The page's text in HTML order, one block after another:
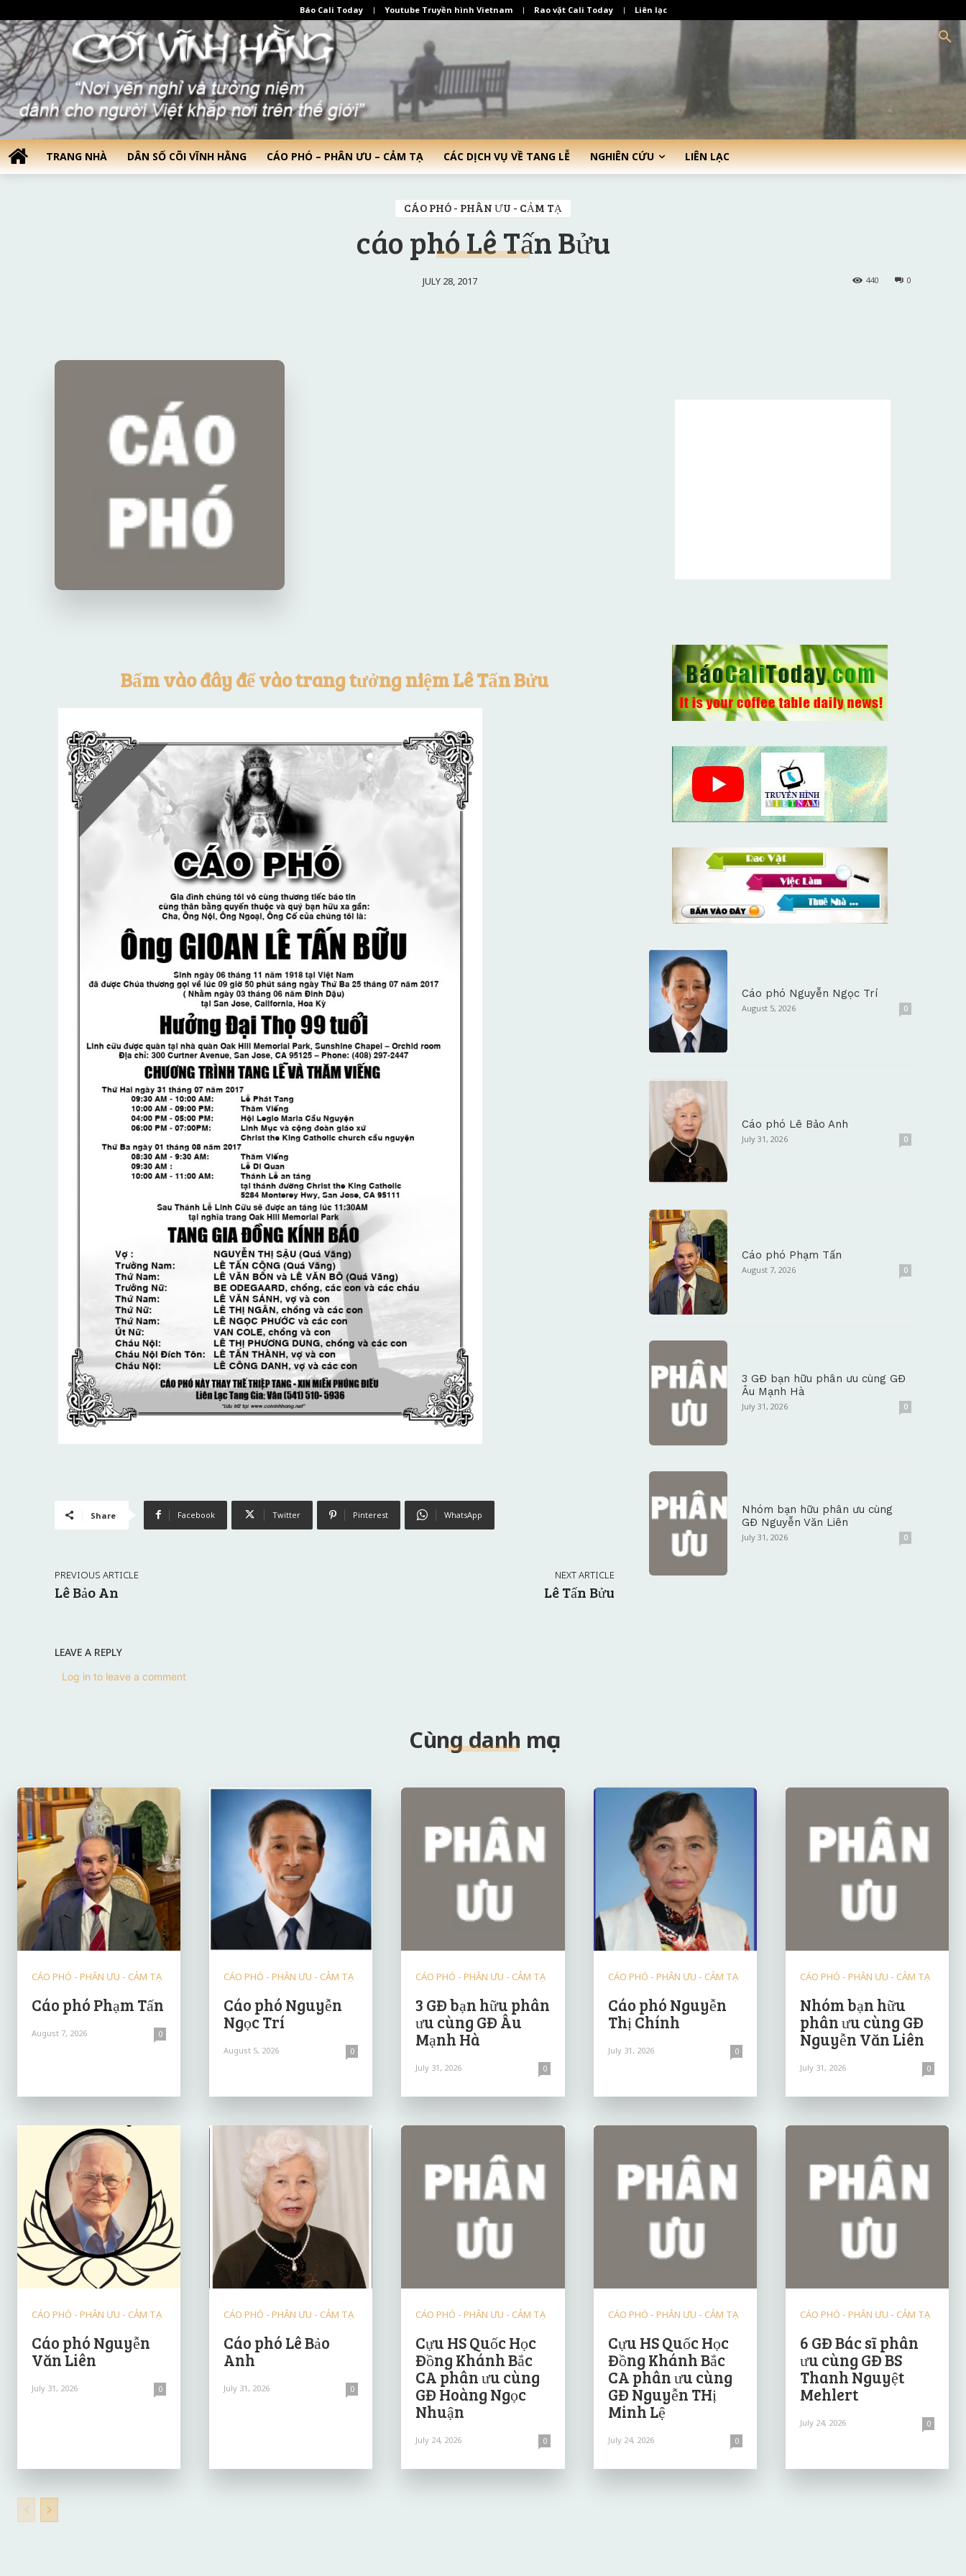
Báo Cali Today Youtube Truyền hình Vietnam Rao vặt Cali Today Liên lạc
TRANG NHÀ DÂN SỐ CÕI VĨNH HẰNG CÁO PHÓ – PHÂN ƯU – CẢM TẠ CÁC DỊCH VỤ VỀ TANG LỄ NGHIÊN CỨU LIÊN LẠC
CÁO PHÓ - PHÂN ƯU - CẢM TẠ
cáo phó Lê Tấn Bửu
JULY 28, 2017 0
440
Bấm vào đây để vào trang tưởng niệm Lê Tấn Bửu
Share Facebook Twitter Pinterest WhatsApp
PREVIOUS ARTICLE
Lê Bảo An
NEXT ARTICLE
Lê Tấn Bửu
LEAVE A REPLY
Log in to leave a comment
Cáo phó Nguyễn Ngọc Trí
August 5, 2026 0
Cáo phó Lê Bảo Anh
July 31, 2026 0
Cáo phó Phạm Tấn
August 7, 2026 0
3 GĐ bạn hữu phân ưu cùng GĐ
Âu Mạnh Hà
July 31, 2026 0
Nhóm bạn hữu phân ưu cùng
GĐ Nguyễn Văn Liên
July 31, 2026 0
Cùng danh mục
CÁO PHÓ - PHÂN ƯU - CẢM TẠ
Cáo phó Phạm Tấn
August 7, 2026 0
CÁO PHÓ - PHÂN ƯU - CẢM TẠ
Cáo phó Nguyễn
Ngọc Trí
August 5, 2026 0
CÁO PHÓ - PHÂN ƯU - CẢM TẠ
3 GĐ bạn hữu phân
ưu cùng GĐ Âu
Mạnh Hà
July 31, 2026 0
CÁO PHÓ - PHÂN ƯU - CẢM TẠ
Cáo phó Nguyễn
Thị Chính
July 31, 2026 0
CÁO PHÓ - PHÂN ƯU - CẢM TẠ
Nhóm bạn hữu
phân ưu cùng GĐ
Nguyễn Văn Liên
July 31, 2026 0
CÁO PHÓ - PHÂN ƯU - CẢM TẠ
Cáo phó Nguyễn
Văn Liên
July 31, 2026 0
CÁO PHÓ - PHÂN ƯU - CẢM TẠ
Cáo phó Lê Bảo
Anh
July 31, 2026 0
CÁO PHÓ - PHÂN ƯU - CẢM TẠ
Cựu HS Quốc Học
Đồng Khánh Bắc
CA phân ưu cùng
GĐ Hoàng Ngọc
Nhuận
July 24, 2026 0
CÁO PHÓ - PHÂN ƯU - CẢM TẠ
Cựu HS Quốc Học
Đồng Khánh Bắc
CA phân ưu cùng
GĐ Nguyễn THị
Minh Lệ
July 24, 2026 0
CÁO PHÓ - PHÂN ƯU - CẢM TẠ
6 GĐ Bác sĩ phân
ưu cùng GĐ BS
Thanh Nguyệt
Mehlert
July 24, 2026 0